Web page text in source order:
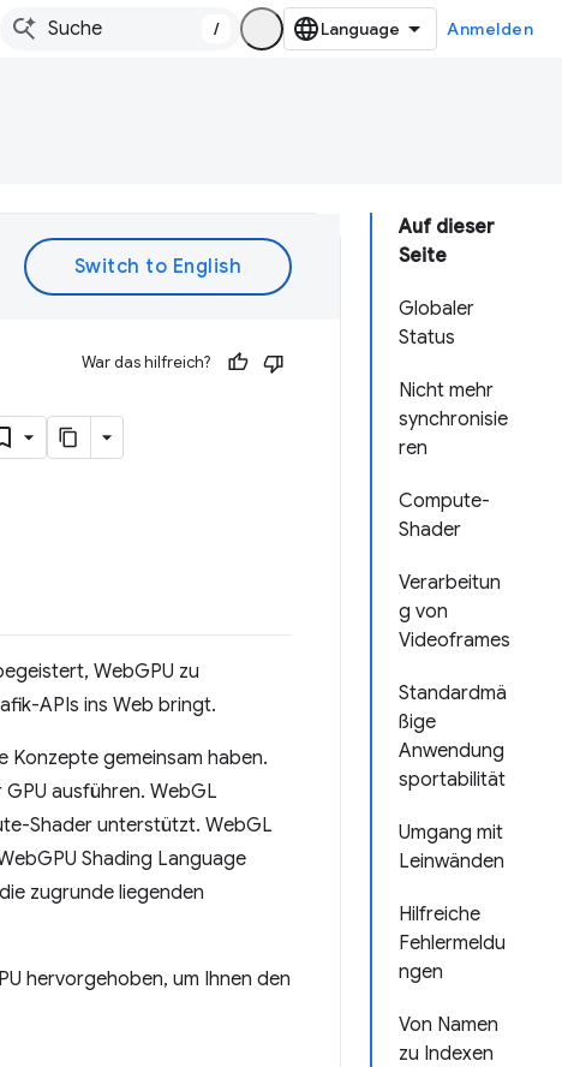
/ Anmelden
Auf dieser
Seite
Globaler
Status
Nicht mehr
synchronisie
ren
Compute-
Shader
Verarbeitun
g von
Videoframes
Standardmä
ßige
Anwendung
sportabilität
Umgang mit
Leinwänden
Hilfreiche
Fehlermeldu
ngen
Von Namen
zu Indexen
War das hilfreich?
WebGPU zu
APIs ins Web bringt.
Konzepte gemeinsam haben.
ausführen. WebGL
Shader unterstützt. WebGL
Shading Language
zugrunde liegenden
hervorgehoben, um Ihnen den